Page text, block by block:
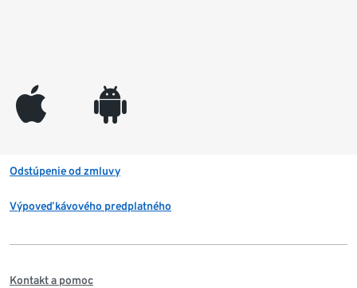
appleinc android
Odstúpenie od zmluvy
Výpoveď kávového predplatného
Kontakt a pomoc